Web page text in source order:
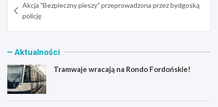
wpisu
Akcja "Bezpieczny pieszy" przeprowadzona przez bydgoską
policję
Aktualności
Tramwaje wracają na Rondo Fordońskie!